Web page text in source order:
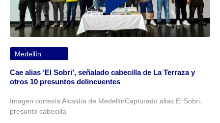
Medellín
Cae alias ‘El Sobri’, señalado cabecilla de La Terraza y
otros 10 presuntos delincuentes
Imagen cortesía Alcaldía de MedellínCapturado alias El Sobri,
presunto cabecilla